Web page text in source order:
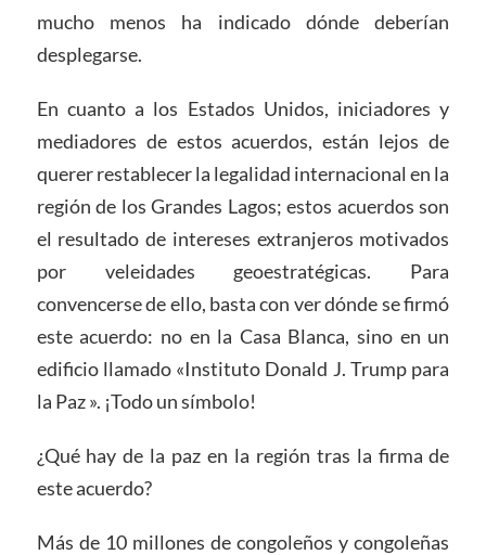
mucho menos ha indicado dónde deberían
desplegarse.
En cuanto a los Estados Unidos, iniciadores y
mediadores de estos acuerdos, están lejos de
querer restablecer la legalidad internacional en la
región de los Grandes Lagos; estos acuerdos son
el resultado de intereses extranjeros motivados
por veleidades geoestratégicas. Para
convencerse de ello, basta con ver dónde se firmó
este acuerdo: no en la Casa Blanca, sino en un
edificio llamado «Instituto Donald J. Trump para
la Paz ». ¡Todo un símbolo!
¿Qué hay de la paz en la región tras la firma de
este acuerdo?
Más de 10 millones de congoleños y congoleñas